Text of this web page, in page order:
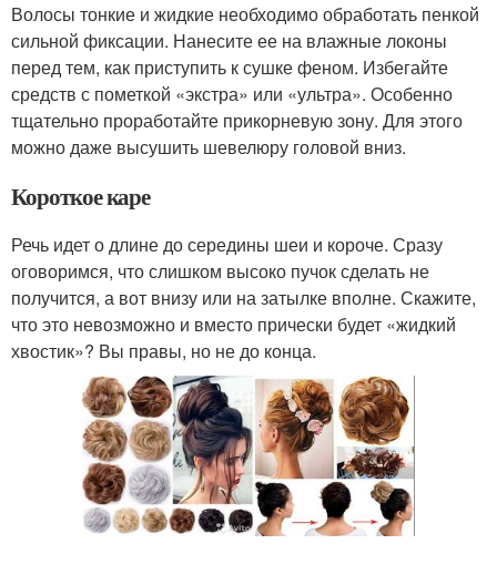
Волосы тонкие и жидкие необходимо обработать пенкой
сильной фиксации. Нанесите ее на влажные локоны
перед тем, как приступить к сушке феном. Избегайте
средств с пометкой «экстра» или «ультра». Особенно
тщательно проработайте прикорневую зону. Для этого
можно даже высушить шевелюру головой вниз.
Короткое каре
Речь идет о длине до середины шеи и короче. Сразу
оговоримся, что слишком высоко пучок сделать не
получится, а вот внизу или на затылке вполне. Скажите,
что это невозможно и вместо прически будет «жидкий
хвостик»? Вы правы, но не до конца.